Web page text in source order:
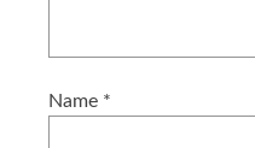
Name *